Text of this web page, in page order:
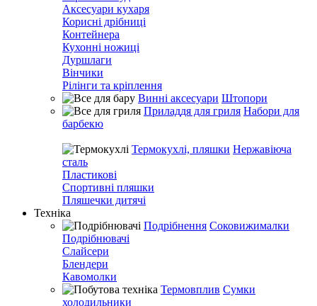
Аксесуари кухаря
Корисні дрібниці
Контейнера
Кухонні ножиці
Дуршлаги
Вінчики
Рілінги та кріплення
Винні аксесуари Штопори
Приладдя для гриля Набори для
барбекю
Термокухлі, пляшки Нержавіюча
сталь
Пластикові
Спортивні пляшки
Пляшечки дитячі
Техніка
Подрібнення Соковижималки
Подрібнювачі
Слайсери
Блендери
Кавомолки
Термовплив Сумки
холодильники